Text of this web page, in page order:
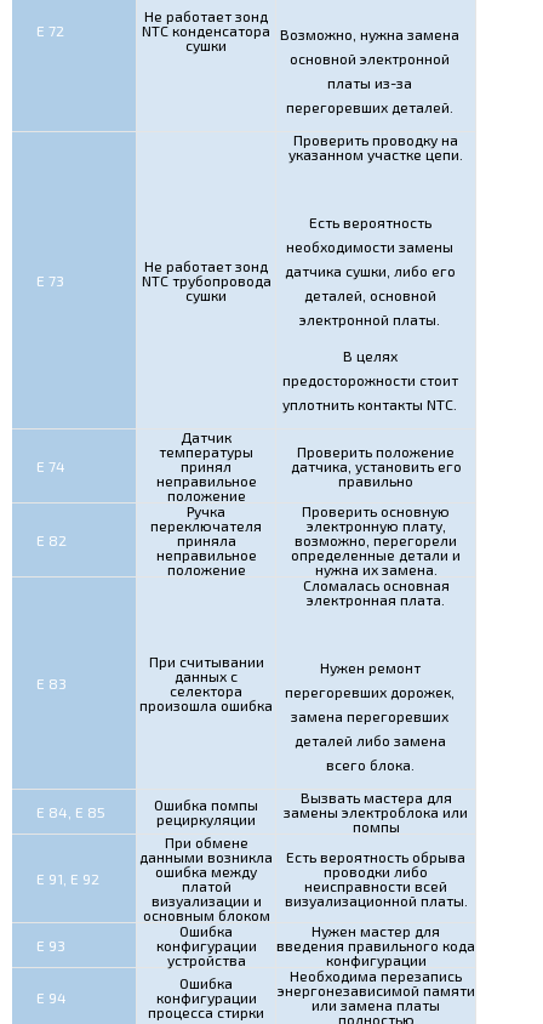
Е 72
Не работает зонд
NTC конденсатора
сушки
Возможно, нужна замена
основной электронной
платы из-за
перегоревших деталей.
Е 73
Не работает зонд
NTC трубопровода
сушки
Проверить проводку на
указанном участке цепи.
Есть вероятность
необходимости замены
датчика сушки, либо его
деталей, основной
электронной платы.
В целях
предосторожности стоит
уплотнить контакты NTC.
Е 74
Датчик
температуры
принял
неправильное
положение
Проверить положение
датчика, установить его
правильно
Е 82
Ручка
переключателя
приняла
неправильное
положение
Проверить основную
электронную плату,
возможно, перегорели
определенные детали и
нужна их замена.
Е 83
При считывании
данных с
селектора
произошла ошибка
Сломалась основная
электронная плата.
Нужен ремонт
перегоревших дорожек,
замена перегоревших
деталей либо замена
всего блока.
Е 84, Е 85
Ошибка помпы
рециркуляции
Вызвать мастера для
замены электроблока или
помпы
Е 91, Е 92
При обмене
данными возникла
ошибка между
платой
визуализации и
основным блоком
Есть вероятность обрыва
проводки либо
неисправности всей
визуализационной платы.
Е 93
Ошибка
конфигурации
устройства
Нужен мастер для
введения правильного кода
конфигурации
Е 94
Ошибка
конфигурации
процесса стирки
Необходима перезапись
энергонезависимой памяти
или замена платы
полностью